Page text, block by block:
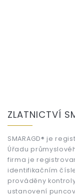
ZLATNICTVÍ
SMARAGD® je
Úřadu
firma je
identifikačním
prováděny
ustanovení